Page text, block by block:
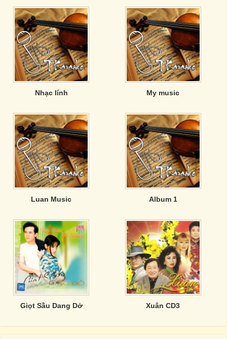
Nhạc lính My music
Luan Music Album 1
Giọt Sầu Dang Dở Xuân CD3